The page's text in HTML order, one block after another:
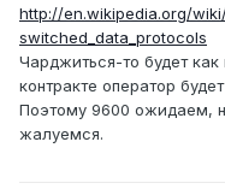
http://en.wikipedia.org/
switched_data_protocols
Чарджиться-то будет
контракте оператор
Поэтому 9600 ожидаем,
жалуемся.